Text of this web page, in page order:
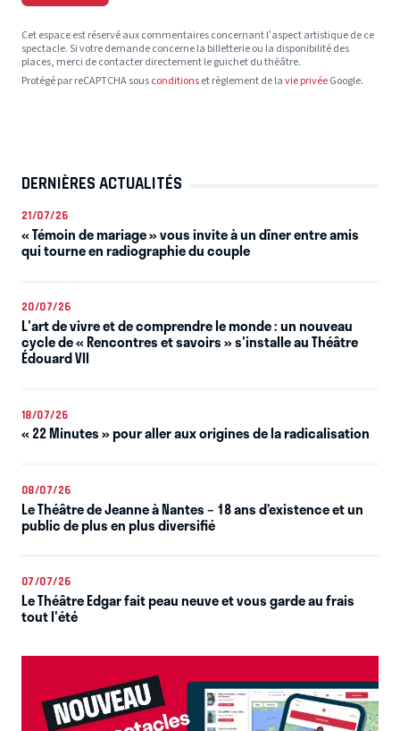
Cet espace est réservé aux commentaires concernant l’aspect artistique de ce
spectacle. Si votre demande concerne la billetterie ou la disponibilité des
places, merci de contacter directement le guichet du théâtre.
Protégé par reCAPTCHA sousconditionset règlement de lavie privéeGoogle.
DERNIÈRES ACTUALITÉS
21/07/26
« Témoin de mariage » vous invite à un dîner entre amis
qui tourne en radiographie du couple
20/07/26
L'art de vivre et de comprendre le monde : un nouveau
cycle de « Rencontres et savoirs » s'installe au Théâtre
Édouard VII
18/07/26
« 22 Minutes » pour aller aux origines de la radicalisation
08/07/26
Le Théâtre de Jeanne à Nantes – 18 ans d’existence et un
public de plus en plus diversifié
07/07/26
Le Théâtre Edgar fait peau neuve et vous garde au frais
tout l'été